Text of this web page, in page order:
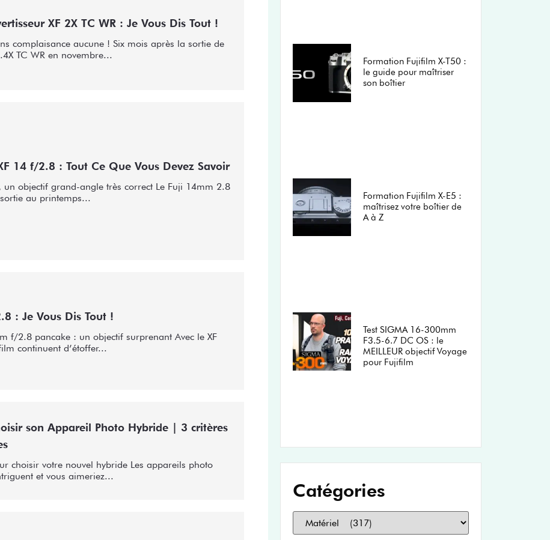
XF 2X TC WR : Je Vous Dis Tout !
complaisance aucune ! Six mois après la sortie de
TC WR en novembre...
14 f/2.8 : Tout Ce Que Vous Devez Savoir
un objectif grand-angle très correct Le Fuji 14mm 2.8
au printemps...
: Je Vous Dis Tout !
f/2.8 pancake : un objectif surprenant Avec le XF
continuent d’étoffer...
son Appareil Photo Hybride | 3 critères
choisir votre nouvel hybride Les appareils photo
et vous aimeriez...
Formation Fujifilm X-T50 :
le guide pour maîtriser
son boîtier
Formation Fujifilm X-E5 :
maîtrisez votre boîtier de
A à Z
Test SIGMA 16-300mm
F3.5-6.7 DC OS : le
MEILLEUR objectif Voyage
pour Fujifilm
Catégories